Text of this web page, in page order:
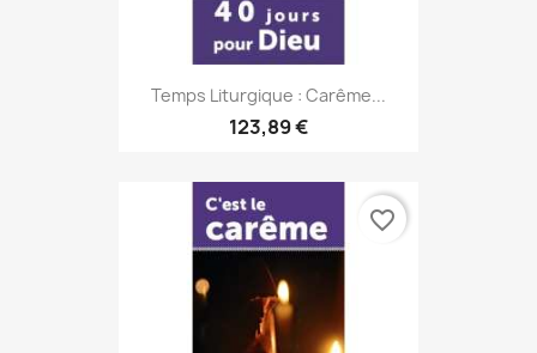
Temps Liturgique : Carême...
123,89 €
favorite_border